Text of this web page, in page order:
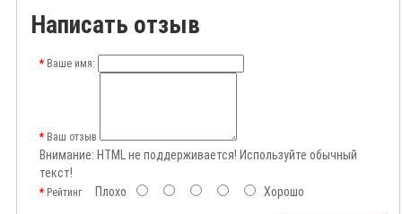
Написать отзыв
Ваше имя:
Ваш отзыв
Внимание: HTML не поддерживается! Используйте обычный
текст!
РейтингПлохо Хорошо